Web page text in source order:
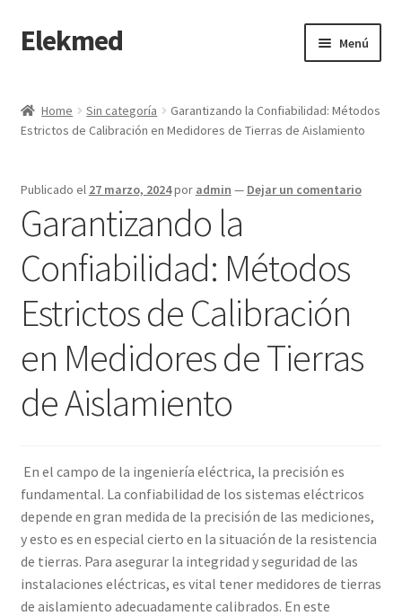
Saltar
a
Ir
al
Elekmed Menú
¿Por Qué Elegir a Elekmed México?
¿Qué es un amperímetro de gancho y cuál es su función
¿Qué es un Amperímetro y Cuál es su Función Principal?
¿Qué es un medidor de tierras y cuál es su función Principal?
¿Qué es un multímetro y cuál es su función Principal?
¿Qué es un osciloscopio y cuál es su función Principal?
Calibración de Amperímetros – Elekmed México
Calibración de Medidores de Resistencia – Elekmed México
Calibración de Multímetros – Elekmed México
Home Sin categoría
Garantizando la Confiabilidad: Métodos
Estrictos de Calibración en Medidores de Tierras de Aislamiento
Publicado el 27 marzo, 2024por admin — Dejar un comentario
Garantizando la
Confiabilidad: Métodos
Estrictos de Calibración
en Medidores de Tierras
de Aislamiento
En el campo de la ingeniería eléctrica, la precisión es
fundamental. La confiabilidad de los sistemas eléctricos
depende en gran medida de la precisión de las mediciones,
y esto es en especial cierto en la situación de la resistencia
de tierras. Para asegurar la integridad y seguridad de las
instalaciones eléctricas, es vital tener medidores de tierras
de aislamiento adecuadamente calibrados. En este